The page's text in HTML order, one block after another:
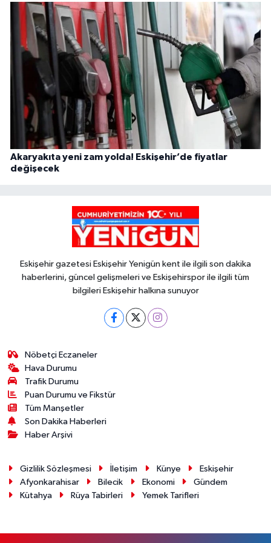
Akaryakıta yeni zam yolda! Eskişehir’de fiyatlar
değişecek
Eskişehir gazetesi Eskişehir Yenigün kent ile ilgili son dakika
haberlerini, güncel gelişmeleri ve Eskişehirspor ile ilgili tüm
bilgileri Eskişehir halkına sunuyor
Nöbetçi Eczaneler
Hava Durumu
Trafik Durumu
Puan Durumu ve Fikstür
Tüm Manşetler
Son Dakika Haberleri
Haber Arşivi
Gizlilik Sözleşmesi İletişim Künye
Eskişehir
Afyonkarahisar
Bilecik Ekonomi
Gündem
Kütahya
Rüya Tabirleri Yemek Tarifleri